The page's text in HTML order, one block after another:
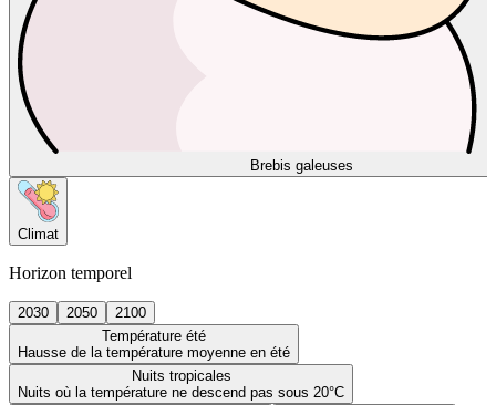
Brebis galeuses
Climat
Horizon temporel
2030 2050
2100
Température été
Hausse de la température moyenne en été
Nuits tropicales
Nuits où la température ne descend pas sous 20°C